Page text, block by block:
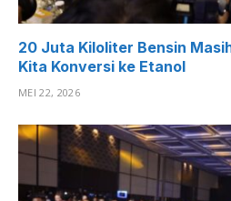
20 Juta Kiloliter Bensin
Kita Konversi ke Etanol
MEI 22, 2026